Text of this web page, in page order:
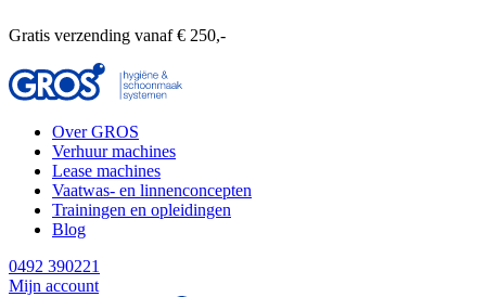
Gratis verzending vanaf € 250,-
Over GROS
Verhuur machines
Lease machines
Vaatwas- en linnenconcepten
Trainingen en opleidingen
Blog
0492 390221
Mijn account